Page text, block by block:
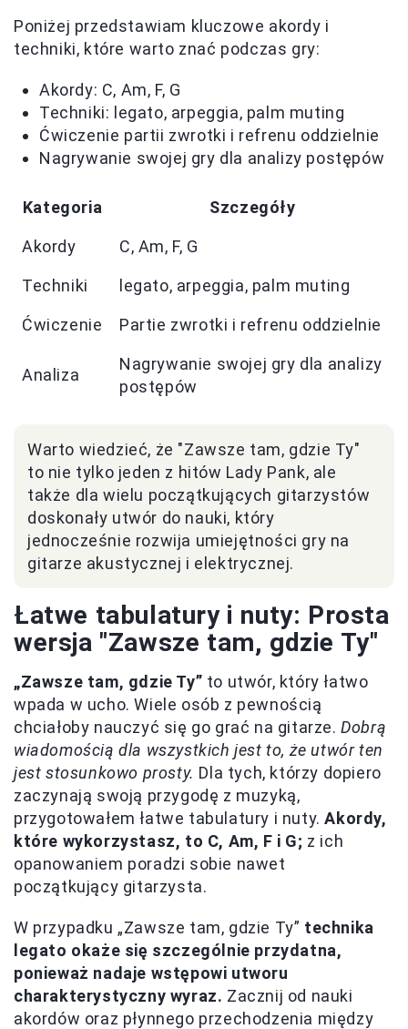
Poniżej przedstawiam kluczowe akordy i
techniki, które warto znać podczas gry:
Akordy: C, Am, F, G
Techniki: legato, arpeggia, palm muting
Ćwiczenie partii zwrotki i refrenu oddzielnie
Nagrywanie swojej gry dla analizy postępów
Kategoria Szczegóły
Akordy C, Am, F, G
Techniki legato, arpeggia, palm muting
Ćwiczenie Partie zwrotki i refrenu oddzielnie
Analiza
Nagrywanie swojej gry dla analizy
postępów
Warto wiedzieć, że "Zawsze tam, gdzie Ty"
to nie tylko jeden z hitów Lady Pank, ale
także dla wielu początkujących gitarzystów
doskonały utwór do nauki, który
jednocześnie rozwija umiejętności gry na
gitarze akustycznej i elektrycznej.
Łatwe tabulatury i nuty: Prosta
wersja "Zawsze tam, gdzie Ty"
„Zawsze tam, gdzie Ty” to utwór, który łatwo
wpada w ucho. Wiele osób z pewnością
chciałoby nauczyć się go grać na gitarze.Dobrą
wiadomością dla wszystkich jest to, że utwór ten
jest stosunkowo prosty. Dla tych, którzy dopiero
zaczynają swoją przygodę z muzyką,
przygotowałem łatwe tabulatury i nuty.Akordy,
które wykorzystasz, to C, Am, F i G; z ich
opanowaniem poradzi sobie nawet
początkujący gitarzysta.
W przypadku „Zawsze tam, gdzie Ty” technika
legato okaże się szczególnie przydatna,
ponieważ nadaje wstępowi utworu
charakterystyczny wyraz. Zacznij od nauki
akordów oraz płynnego przechodzenia między